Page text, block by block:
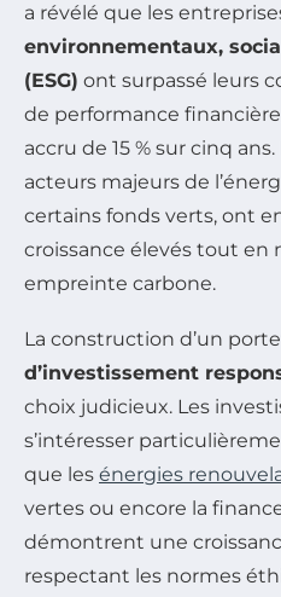
a révélé que les
environnementaux,
(ESG) ont surpassé leurs
de performance
accru de 15 % sur cinq
acteurs majeurs de
certains fonds verts, ont
croissance élevés tout en
empreinte carbone.
La construction d’un
d’investissement
choix judicieux. Les
s’intéresser
que les énergies
vertes ou encore la
démontrent une
respectant les normes